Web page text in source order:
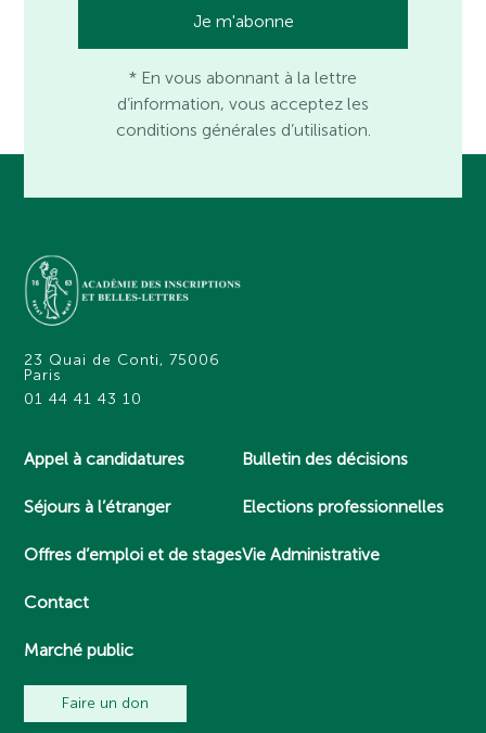
* En vous abonnant à la lettre
d’information, vous acceptez les
conditions générales d’utilisation.
23 Quai de Conti, 75006
Paris
01 44 41 43 10
Appel à candidatures
Séjours à l’étranger
Offres d’emploi et de stages
Contact
Marché public
Bulletin des décisions
Elections professionnelles
Vie Administrative
Faire un don